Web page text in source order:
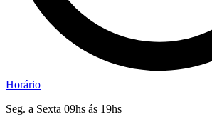
Horário
Seg. a Sexta 09hs ás 19hs